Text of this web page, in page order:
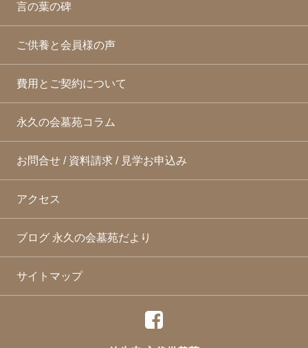
言の葉の碑
ご供養と会員様の声
費用とご契約について
永久の会墓苑コラム
お問合せ / 資料請求 / 見学お申込み
アクセス
ブログ 永久の会墓苑だより
サイトマップ